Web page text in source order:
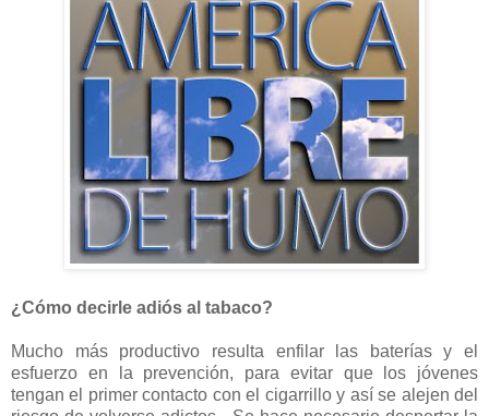
¿Cómo decirle adiós al tabaco?
Mucho más productivo resulta enfilar las baterías y el
esfuerzo en la prevención, para evitar que los jóvenes
tengan el primer contacto con el cigarrillo y así se alejen del